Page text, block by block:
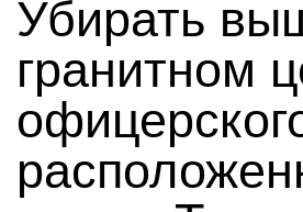
Убирать
гранитном